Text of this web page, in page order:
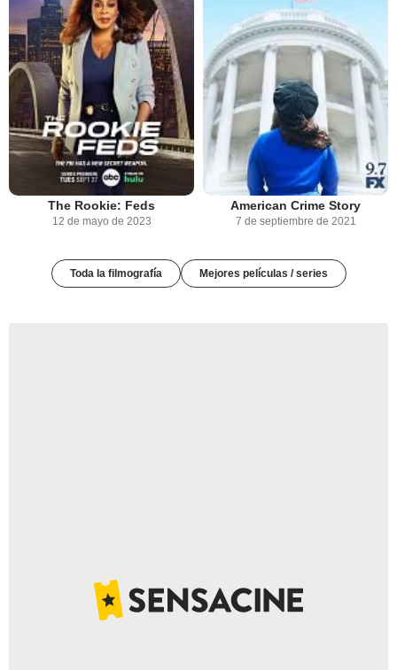
The Rookie: Feds
12 de mayo de 2023
American Crime Story
7 de septiembre de 2021
Toda la filmografía Mejores películas / series